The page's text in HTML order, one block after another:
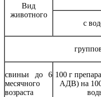
Вид
животного
с
свиньи до 6
месячного
возраста
100 г
АДВ) на